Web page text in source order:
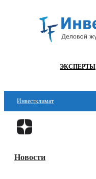
ЭКСПЕРТЫ
Инвестклимат
Финансы
Блокчейн
Новости